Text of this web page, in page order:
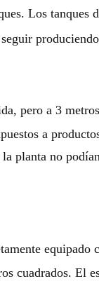
Los
pero a 3
a
planta no
cuadrados. El